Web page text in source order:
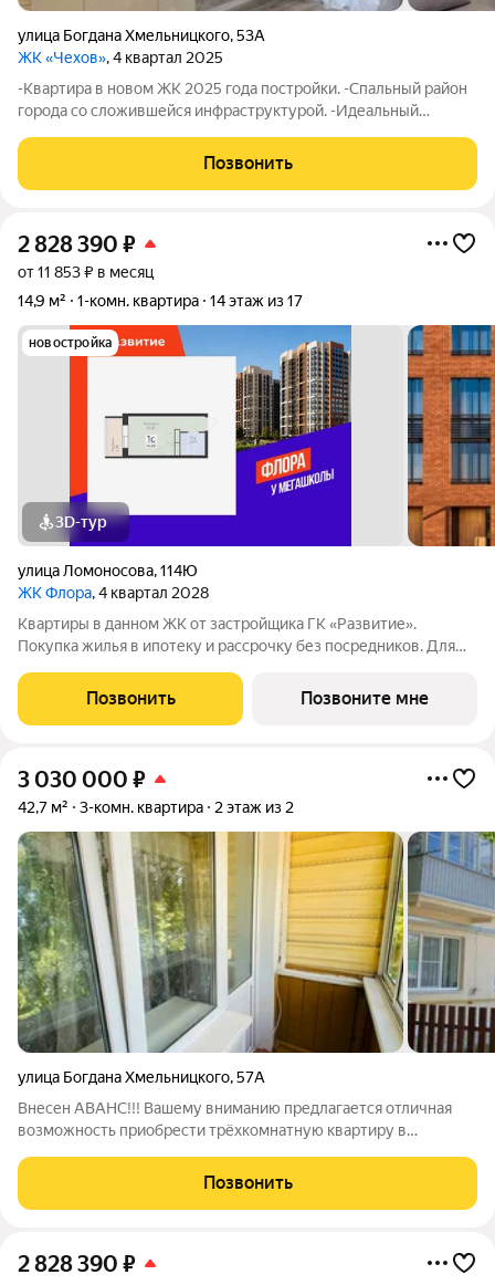
улица Богдана Хмельницкого,53А
ЖК «Чехов», 4 квартал 2025
-Квартира в новом ЖК 2025 года постройки. -Спальный район
города со сложившейся инфраструктурой. -Идеальный
-Состояние квартиры-заходи живи, вам не придется тратить
время на замеры и отделку .
Позвонить
2 828 390 ₽
от 11 853 ₽ в месяц
14,9 м²
1-комн. квартира 14 этаж из 17
новостройка
3D-тур
улица Ломоносова,114Ю
ЖК Флора, 4 квартал 2028
Квартиры в данном ЖК от застройщика ГК «Развитие».
Покупка жилья в ипотеку и рассрочку без посредников. Для
обращайтесь в отдел продаж застройщика.
Позвонить Позвоните мне
3 030 000 ₽
42,7 м² 3-комн. квартира 2 этаж из 2
улица Богдана Хмельницкого,57А
Внесен АВАНС!!! Вашему вниманию предлагается отличная
возможность приобрести трёхкомнатную квартиру в
объект идеально подойдёт тем, кто ищет уютное жильё в
тихом районе с развитой
Позвонить
2 828 390 ₽